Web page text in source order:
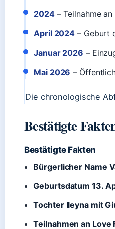
2024– Teilnahme an
April 2024 – Geburt
Januar 2026 –
Mai 2026 –
Die chronologische
Bestätigte
Bestätigte Fakten
Bürgerlicher Name
Geburtsdatum 13.
Tochter Ileyna mit
Teilnahmen an Love